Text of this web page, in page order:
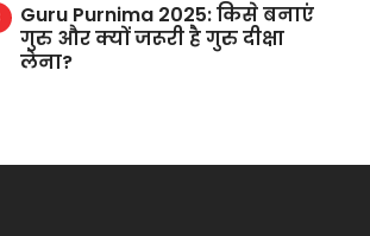
Guru Purnima 2025: किसे बनाएं
गुरु और क्यों जरूरी है गुरु दीक्षा
लेना?